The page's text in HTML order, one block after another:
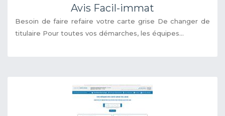
Avis Facil-immat
Besoin de faire refaire votre carte grise De changer de
titulaire Pour toutes vos démarches, les équipes...